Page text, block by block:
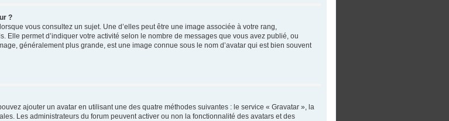
?
vous consultez un sujet. Une d’elles peut être une image associée à votre rang,
Elle permet d’indiquer votre activité selon le nombre de messages que vous avez publié, ou
généralement plus grande, est une image connue sous le nom d’avatar qui est bien souvent
ajouter un avatar en utilisant une des quatre méthodes suivantes : le service « Gravatar », la
Les administrateurs du forum peuvent activer ou non la fonctionnalité des avatars et des